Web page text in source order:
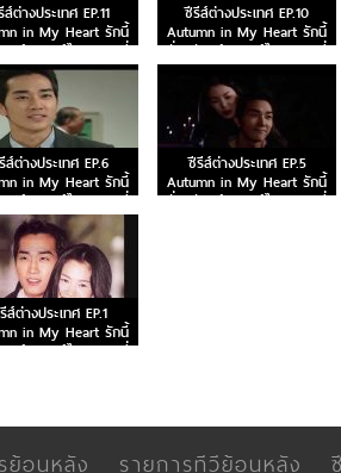
ต่างประเทศ EP.11
in My Heart รักนี้
ดร์ พากย์ไทย ตอนที่
11
ซีรีส์ต่างประเทศ EP.10
Autumn in My Heart รักนี้
ชั่วนิรันดร์ พากย์ไทย ตอนที่
10
ส์ต่างประเทศ EP.6
in My Heart รักนี้
ดร์ พากย์ไทย ตอนที่
6
ซีรีส์ต่างประเทศ EP.5
Autumn in My Heart รักนี้
ชั่วนิรันดร์ พากย์ไทย ตอนที่
ส์ต่างประเทศ EP.1
in My Heart รักนี้
ดร์ พากย์ไทย ตอนที่
ย้อนหลัง รายการทีวีย้อนหลัง